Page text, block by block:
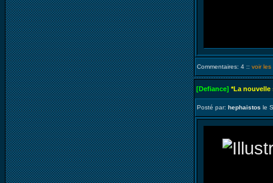
Commentaires: 4 :: voir les
[Defiance] *La nouvelle
Posté par: hephaistos le